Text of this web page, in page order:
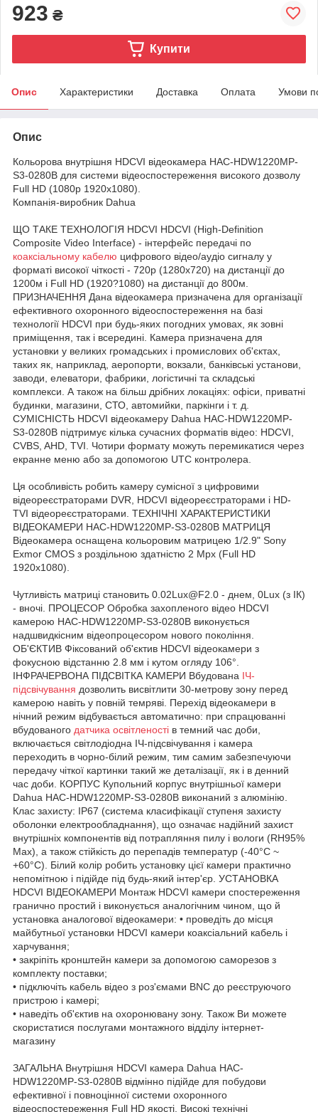
923 ₴
Купити
Опис Характеристики Доставка Оплата Умови
Опис
Кольорова внутрішня HDCVI відеокамера HAC-HDW1220MP-
S3-0280B для системи відеоспостереження високого дозволу
Full HD (1080p 1920х1080).
Компанія-виробник Dahua
ЩО ТАКЕ ТЕХНОЛОГІЯ HDCVI HDCVI (High-Definition
Composite Video Interface) - інтерфейс передачі по
коаксіальному кабелю цифрового відео/аудіо сигналу у
форматі високої чіткості - 720p (1280x720) на дистанції до
1200м і Full HD (1920?1080) на дистанції до 800м.
ПРИЗНАЧЕННЯ Дана відеокамера призначена для організації
ефективного охоронного відеоспостереження на базі
технології HDCVI при будь-яких погодних умовах, як зовні
приміщення, так і всередині. Камера призначена для
установки у великих громадських і промислових об'єктах,
таких як, наприклад, аеропорти, вокзали, банківські установи,
заводи, елеватори, фабрики, логістичні та складські
комплекси. А також на більш дрібних локаціях: офіси, приватні
будинки, магазини, СТО, автомийки, паркінги і т. д.
СУМІСНІСТЬ HDCVI відеокамеру Dahua HAC-HDW1220MP-
S3-0280B підтримує кілька сучасних форматів відео: HDCVI,
CVBS, AHD, TVI. Чотири формату можуть перемикатися через
екранне меню або за допомогою UTC контролера.
Ця особливість робить камеру сумісної з цифровими
відеореєстраторами DVR, HDCVI відеореєстраторами і HD-
TVI відеореєстраторами. ТЕХНІЧНІ ХАРАКТЕРИСТИКИ
ВІДЕОКАМЕРИ HAC-HDW1220MP-S3-0280B МАТРИЦЯ
Відеокамера оснащена кольоровим матрицею 1/2.9" Sony
Exmor CMOS з роздільною здатністю 2 Mpx (Full HD
1920х1080).
Чутливість матриці становить 0.02Lux@F2.0 - днем, 0Lux (з ІК)
- вночі. ПРОЦЕСОР Обробка захопленого відео HDCVI
камерою HAC-HDW1220MP-S3-0280B виконується
надшвидкісним відеопроцесором нового покоління.
ОБ'ЄКТИВ Фіксований об'єктив HDCVI відеокамери з
фокусною відстанню 2.8 мм і кутом огляду 106°.
ІНФРАЧЕРВОНА ПІДСВІТКА КАМЕРИ Вбудована ІЧ-
підсвічування дозволить висвітлити 30-метрову зону перед
камерою навіть у повній темряві. Перехід відеокамери в
нічний режим відбувається автоматично: при спрацюванні
вбудованого датчика освітленості в темний час доби,
включається світлодіодна ІЧ-підсвічування і камера
переходить в чорно-білий режим, тим самим забезпечуючи
передачу чіткої картинки такий же деталізації, як і в денний
час доби. КОРПУС Купольний корпус внутрішньої камери
Dahua HAC-HDW1220MP-S3-0280B виконаний з алюмінію.
Клас захисту: IP67 (система класифікації ступеня захисту
оболонки електрообладнання), що означає надійний захист
внутрішніх компонентів від потрапляння пилу і вологи (RH95%
Max), а також стійкість до перепадів температур (-40°C ~
+60°C). Білий колір робить установку цієї камери практично
непомітною і підійде під будь-який інтер'єр. УСТАНОВКА
HDCVI ВІДЕОКАМЕРИ Монтаж HDCVI камери спостереження
гранично простий і виконується аналогічним чином, що й
установка аналогової відеокамери: • проведіть до місця
майбутньої установки HDCVI камери коаксіальний кабель і
харчування;
• закріпіть кронштейн камери за допомогою саморезов з
комплекту поставки;
• підключіть кабель відео з роз'ємами BNC до реєструючого
пристрою і камері;
• наведіть об'єктив на охоронювану зону. Також Ви можете
скористатися послугами монтажного відділу інтернет-
магазину
ЗАГАЛЬНА Внутрішня HDCVI камера Dahua HAC-
HDW1220MP-S3-0280B відмінно підійде для побудови
ефективної і повноцінної системи охоронного
відеоспостереження Full HD якості. Високі технічні